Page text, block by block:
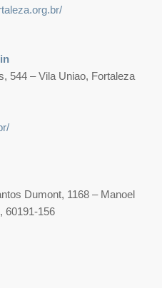
544 – Vila Uniao, Fortaleza
Dumont, 1168 – Manoel
60191-156